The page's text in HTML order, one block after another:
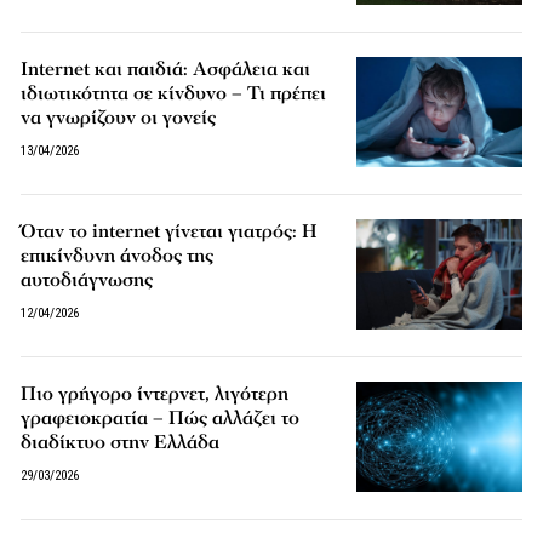
Internet και παιδιά: Ασφάλεια και
ιδιωτικότητα σε κίνδυνο – Τι πρέπει
να γνωρίζουν οι γονείς
13/04/2026
Όταν το internet γίνεται γιατρός: Η
επικίνδυνη άνοδος της
αυτοδιάγνωσης
12/04/2026
Πιο γρήγορο ίντερνετ, λιγότερη
γραφειοκρατία – Πώς αλλάζει το
διαδίκτυο στην Ελλάδα
29/03/2026